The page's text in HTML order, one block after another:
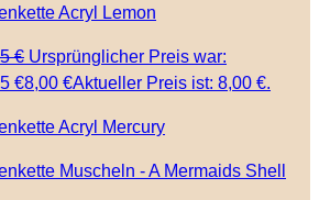
Acryl Lemon
€ Ursprünglicher Preis war:
€8,00 €Aktueller Preis ist: 8,00 €.
Acryl Mercury
Muscheln - A Mermaids Shell